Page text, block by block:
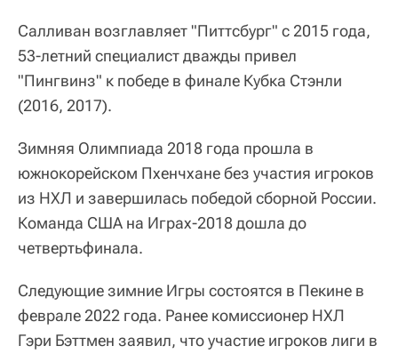
Салливан возглавляет "Питтсбург" с 2015 года,
53-летний специалист дважды привел
"Пингвинз" к победе в финале Кубка Стэнли
(2016, 2017).
Зимняя Олимпиада 2018 года прошла в
южнокорейском Пхенчхане без участия игроков
из НХЛ и завершилась победой сборной России.
Команда США на Играх-2018 дошла до
четвертьфинала.
Следующие зимние Игры состоятся в Пекине в
феврале 2022 года. Ранее комиссионер НХЛ
Гэри Бэттмен заявил, что участие игроков лиги в